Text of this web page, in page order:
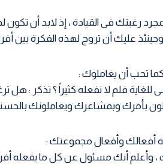
رغبتك فى القيادة ، إذ لابد أن
وحينئذ عليك أن تروج لهذه الفكرة
فلم لا نفعله كثيراً ؟ تذكر : هل
بأمرك وبمشاعرك ويعاملونك
وأعلم أنك مسئول عن كل ما يفعله